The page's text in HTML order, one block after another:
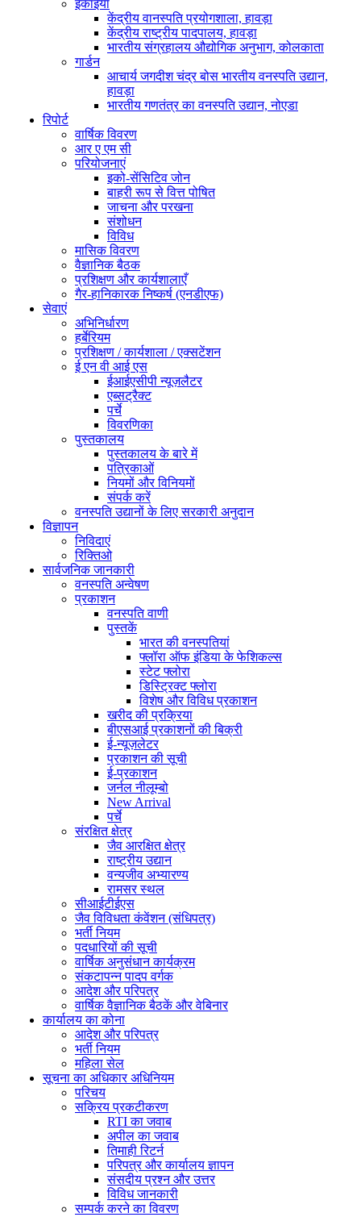
इकाइयाँ
केंद्रीय वानस्पति प्रयोगशाला, हावड़ा
केंद्रीय राष्ट्रीय पादपालय, हावड़ा
भारतीय संग्रहालय औद्योगिक अनुभाग, कोलकाता
गार्डन
आचार्य जगदीश चंद्र बोस भारतीय वनस्पति उद्यान,
हावड़ा
भारतीय गणतंत्र का वनस्पति उद्यान, नोएडा
रिपोर्ट
वार्षिक विवरण
आर ए एम सी
परियोजनाएं
इको-सेंसिटिव जोन
बाहरी रूप से वित्त पोषित
जाचना और परखना
संशोधन
विविध
मासिक विवरण
वैज्ञानिक बैठक
प्रशिक्षण और कार्यशालाएँ
गैर-हानिकारक निष्कर्ष (एनडीएफ)
सेवाएं
अभिनिर्धारण
हर्बेरियम
प्रशिक्षण / कार्यशाला / एक्सटेंशन
ई एन वी आई एस
ईआईएसीपी न्यूज़लैटर
एब्सट्रैक्ट
पर्चे
विवरणिका
पुस्तकालय
पुस्तकालय के बारे में
पत्रिकाओं
नियमों और विनियमों
संपर्क करें
वनस्पति उद्यानों के लिए सरकारी अनुदान
विज्ञापन
निविदाएं
रिक्तिओ
सार्वजनिक जानकारी
वनस्पति अन्वेषण
प्रकाशन
वनस्पति वाणी
पुस्तकें
भारत की वनस्पतियां
फ्लॉरा ऑफ इंडिया के फेशिकल्स
स्टेट फ्लोरा
डिस्ट्रिक्ट फ्लोरा
विशेष और विविध प्रकाशन
खरीद की प्रक्रिया
बीएसआई प्रकाशनों की बिक्री
ई-न्यूज़लेटर
प्रकाशन की सूची
ई-प्रकाशन
जर्नल नीलूम्बो
New Arrival
पर्चे
संरक्षित क्षेत्र
जैव आरक्षित क्षेत्र
राष्ट्रीय उद्यान
वन्यजीव अभ्यारण्य
रामसर स्थल
सीआईटीईएस
जैव विविधता कंवेंशन (संधिपत्र)
भर्ती नियम
पदधारियों की सूची
वार्षिक अनुसंधान कार्यक्रम
संकटापन्न पादप वर्गक
आदेश और परिपत्र
वार्षिक वैज्ञानिक बैठकें और वेबिनार
कार्यालय का कोना
आदेश और परिपत्र
भर्ती नियम
महिला सेल
सूचना का अधिकार अधिनियम
परिचय
सक्रिय प्रकटीकरण
RTI का जवाब
अपील का जवाब
तिमाही रिटर्न
परिपत्र और कार्यालय ज्ञापन
संसदीय प्रश्न और उत्तर
विविध जानकारी
सम्पर्क करने का विवरण